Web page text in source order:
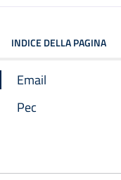
INDICE DELLA PAGINA
Email
Pec